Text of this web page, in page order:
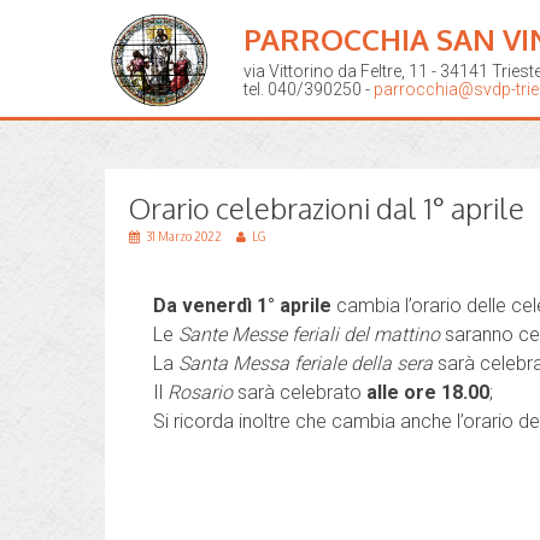
PARROCCHIA SAN
via Vittorino da Feltre, 11 - 34141
tel. 040/390250 - parrocchia@svdp-
Orario celebrazioni dal 1° aprile
31 Marzo 2022 LG
Da venerdì 1° aprile cambia l’orario delle
Le Sante Messe feriali del mattinosaranno
La Santa Messa feriale della sera sarà
Il Rosariosarà celebrato alle ore 18.00;
Si ricorda inoltre che cambia anche l’orario